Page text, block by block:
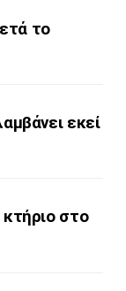
το
εκεί
στο